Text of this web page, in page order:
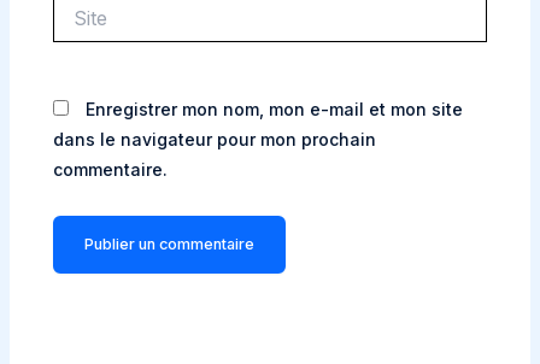
Enregistrer mon nom, mon e-mail et mon site
dans le navigateur pour mon prochain
commentaire.